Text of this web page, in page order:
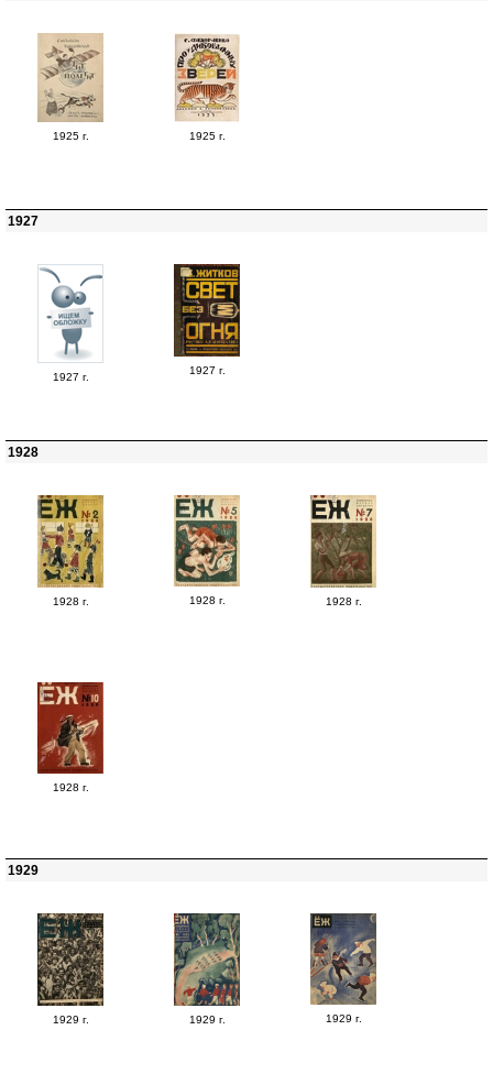
1925 г. 1925 г.
1927
1927 г.
1927 г.
1928
1928 г. 1928 г. 1928 г.
1928 г.
1929
1929 г. 1929 г. 1929 г.